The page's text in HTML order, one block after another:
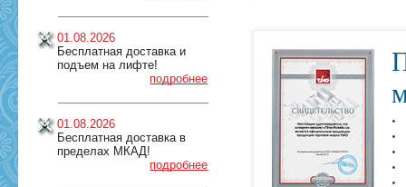
01.08.2026
Бесплатная доставка и
подъем на лифте!
подробнее
01.08.2026
Бесплатная доставка в
пределах МКАД!
подробнее